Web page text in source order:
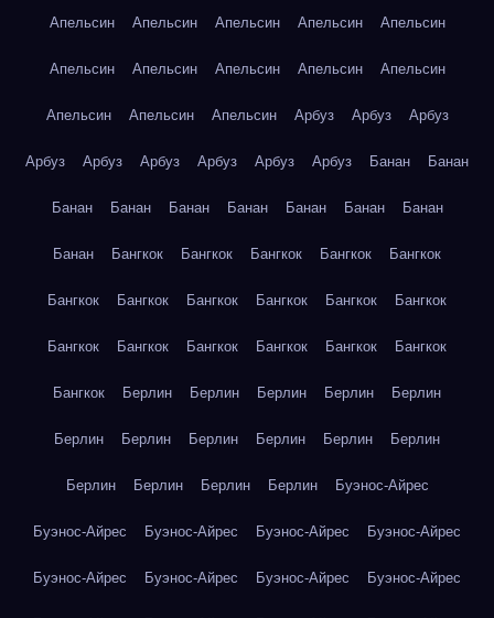
Апельсин Апельсин Апельсин Апельсин Апельсин
Апельсин Апельсин Апельсин Апельсин Апельсин
Апельсин Апельсин Апельсин Арбуз Арбуз Арбуз
Арбуз Арбуз Арбуз Арбуз Арбуз Арбуз Банан Банан
Банан Банан Банан Банан Банан Банан Банан
Банан Бангкок Бангкок Бангкок Бангкок Бангкок
Бангкок Бангкок Бангкок Бангкок Бангкок Бангкок
Бангкок Бангкок Бангкок Бангкок Бангкок Бангкок
Бангкок Берлин Берлин Берлин Берлин Берлин
Берлин Берлин Берлин Берлин Берлин Берлин
Берлин Берлин Берлин Берлин Буэнос-Айрес
Буэнос-Айрес Буэнос-Айрес Буэнос-Айрес Буэнос-Айрес
Буэнос-Айрес Буэнос-Айрес Буэнос-Айрес Буэнос-Айрес